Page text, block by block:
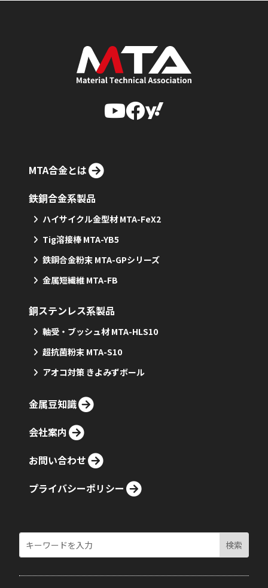
MTA合金とは
鉄銅合金系製品
ハイサイクル金型材 MTA-FeX2
Tig溶接棒 MTA-YB5
鉄銅合金粉末 MTA-GPシリーズ
金属短繊維 MTA-FB
銅ステンレス系製品
軸受・ブッシュ材 MTA-HLS10
超抗菌粉末 MTA-S10
アオコ対策 きよみずボール
金属豆知識
会社案内
お問い合わせ
プライバシーポリシー